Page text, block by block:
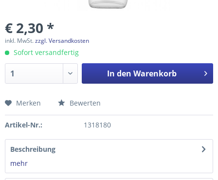
€ 2,30 *
inkl. MwSt.zzgl. Versandkosten
Sofort versandfertig
In den Warenkorb
Preis anfragen
Merken Bewerten
Artikel-Nr.: 1318180
Beschreibung
mehr